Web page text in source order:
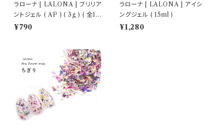
ラローナ [ LALONA ] ブリリア
ントジェル ( AP ) ( 3g ) ( 全10
色 )
¥790
ラローナ [ LALONA ] アイシ
ングジェル ( 15ml )
¥1,280